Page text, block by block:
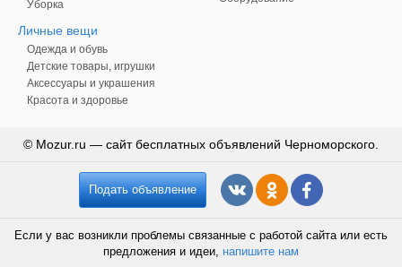
Уборка
Личные вещи
Одежда и обувь
Детские товары, игрушки
Аксессуары и украшения
Красота и здоровье
© Mozur.ru — сайт бесплатных объявлений Черноморского.
Подать объявление
Если у вас возникли проблемы связанные с работой сайта или есть
предложения и идеи, напишите нам